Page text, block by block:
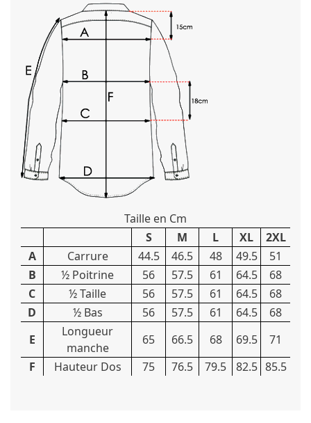
Taille en Cm
S
M L XL
2XL
A
Carrure 44.5 46.5 48 49.5
51
B
½ Poitrine 56 57.5 61 64.5
68
C
½ Taille 56 57.5 61 64.5
68
D
½ Bas 56 57.5 61 64.5
68
E
Longueur
manche
65 66.5 68 69.5
71
F
Hauteur Dos 75 76.5 79.5 82.5 85.5